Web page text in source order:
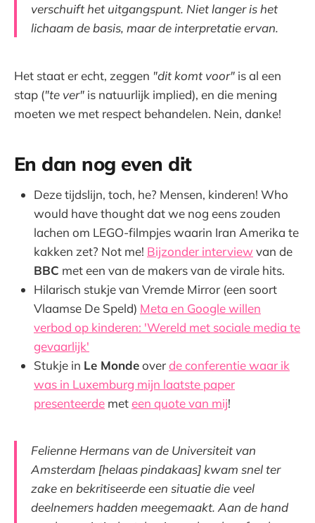
verschuift het uitgangspunt. Niet langer is het
lichaam de basis, maar de interpretatie ervan.
Het staat er echt, zeggen "dit komt voor" is al een
stap ("te ver" is natuurlijk implied), en die mening
moeten we met respect behandelen. Nein, danke!
En dan nog even dit
Deze tijdslijn, toch, he? Mensen, kinderen! Who
would have thought dat we nog eens zouden
lachen om LEGO-filmpjes waarin Iran Amerika te
kakken zet? Not me! Bijzonder interview van de
BBC met een van de makers van de virale hits.
Hilarisch stukje van Vremde Mirror (een soort
Vlaamse De Speld) Meta en Google willen
verbod op kinderen: 'Wereld met sociale media te
gevaarlijk'
Stukje in Le Mondeoverde conferentie waar ik
was in Luxemburg mijn laatste paper
presenteerde meteen quote van mij!
Felienne Hermans van de Universiteit van
Amsterdam [helaas pindakaas] kwam snel ter
zake en bekritiseerde een situatie die veel
deelnemers hadden meegemaakt. Aan de hand